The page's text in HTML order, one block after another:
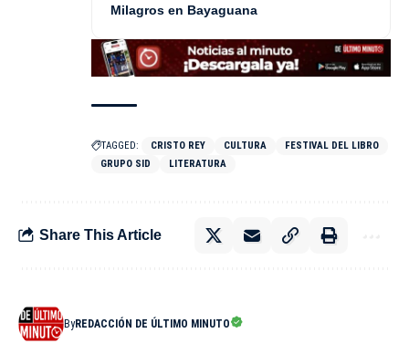
Milagros en Bayaguana
TAGGED: CRISTO REY CULTURA
FESTIVAL DEL LIBRO
GRUPO SID
LITERATURA
Share This Article
ByREDACCIÓN DE ÚLTIMO MINUTO